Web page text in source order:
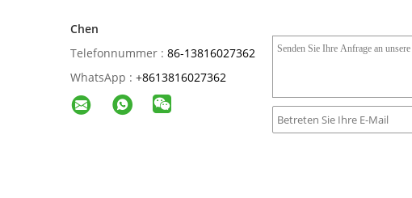
Chen
Telefonnummer : 86-13816027362
WhatsApp : +8613816027362